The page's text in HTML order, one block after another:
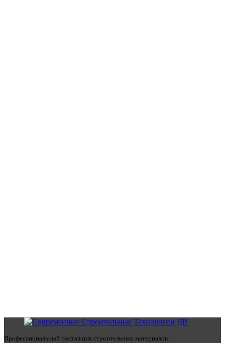
Профессиональный поставщик строительных материалов.